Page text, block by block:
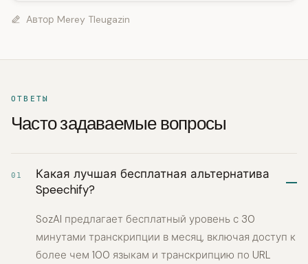
Автор Merey Tleugazin
ОТВЕТЫ
Часто задаваемые вопросы
01
Какая лучшая бесплатная альтернатива
Speechify?
SozAI предлагает бесплатный уровень с 30
минутами транскрипции в месяц, включая доступ к
более чем 100 языкам и транскрипцию по URL